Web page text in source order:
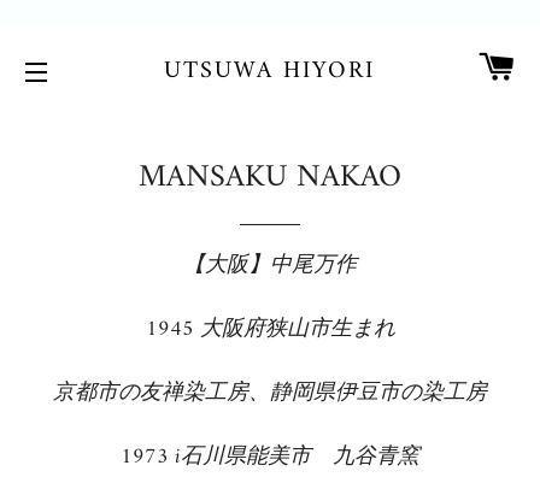
UTSUWA HIYORI
MANSAKU NAKAO
【大阪】中尾万作
1945 大阪府狭山市生まれ
京都市の友禅染工房、静岡県伊豆市の染工房
1973 i石川県能美市 九谷青窯